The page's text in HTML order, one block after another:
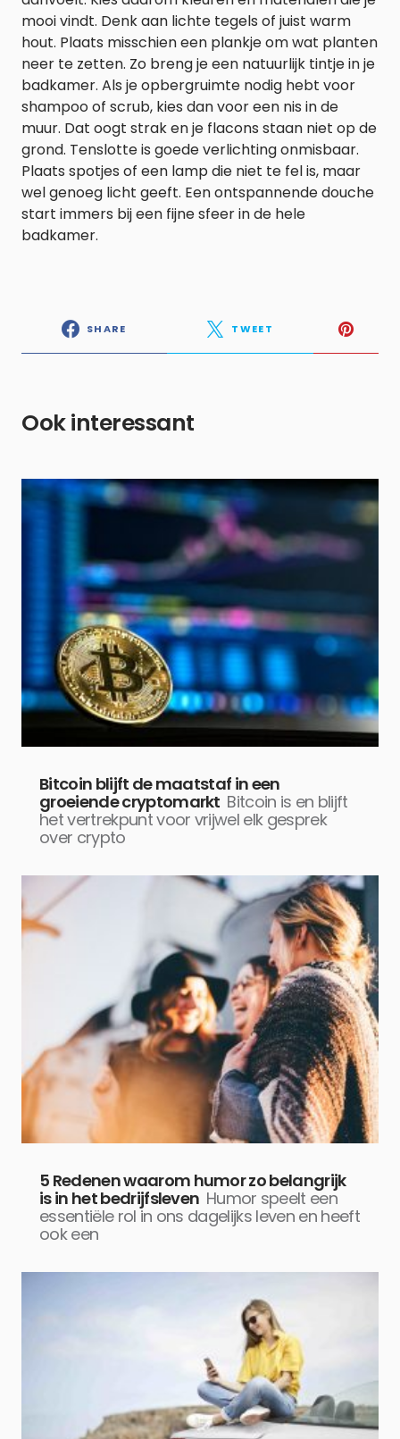
mooi vindt. Denk aan lichte tegels of juist warm
hout. Plaats misschien een plankje om wat planten
neer te zetten. Zo breng je een natuurlijk tintje in je
badkamer. Als je opbergruimte nodig hebt voor
shampoo of scrub, kies dan voor een nis in de
muur. Dat oogt strak en je flacons staan niet op de
grond. Tenslotte is goede verlichting onmisbaar.
Plaats spotjes of een lamp die niet te fel is, maar
wel genoeg licht geeft. Een ontspannende douche
start immers bij een fijne sfeer in de hele
badkamer.
SHARE TWEET
Ook interessant
Bitcoin blijft de maatstaf in een
groeiende cryptomarkt Bitcoin is en blijft
het vertrekpunt voor vrijwel elk gesprek
over crypto
5 Redenen waarom humor zo belangrijk
is in het bedrijfsleven Humor speelt een
essentiële rol in ons dagelijks leven en heeft
ook een